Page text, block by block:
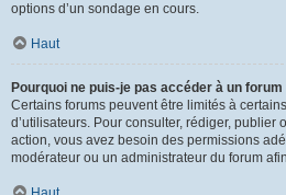
options d’un sondage en cours.
Haut
Pourquoi ne puis-je pas accéder à un forum
Certains forums peuvent être limités à
d’utilisateurs. Pour consulter, rédiger, publier
action, vous avez besoin des permissions
modérateur ou un administrateur du forum